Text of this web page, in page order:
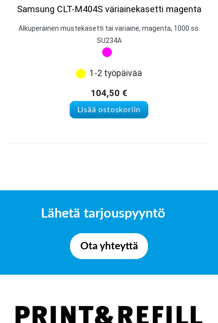
Samsung CLT-M404S väriainekasetti magenta
Alkuperäinen mustekasetti tai väriaine, magenta, 1000 ss.
SU234A
1-2 työpäivää
104,50 €
Lisää ostoskoriin
Lähetä tarjouspyyntö
Ota yhteyttä